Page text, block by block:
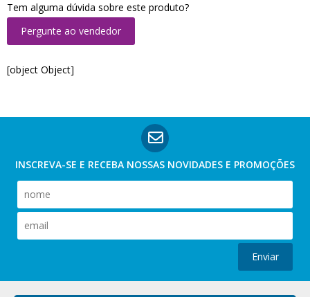
Tem alguma dúvida sobre este produto?
Pergunte ao vendedor
[object Object]
INSCREVA-SE E RECEBA NOSSAS NOVIDADES E PROMOÇÕES
Enviar